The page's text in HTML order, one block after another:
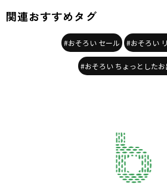
関連おすすめタグ
#おそろい セール #おそろい
#おそろい ちょっとしたお